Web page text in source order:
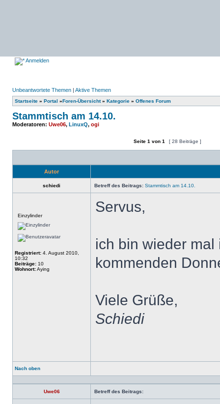
Anmelden
Unbeantwortete Themen | Aktive Themen
Startseite » Portal »Foren-Übersicht» Kategorie » Offenes Forum
Stammtisch am 14.10.
Moderatoren: Uwe06, LinuxQ, ogi
Ein neues Thema erstellenAuf das Thema antworten
Seite 1 von 1 [ 28 Beiträge ]
Autor
schiedi Betreff des Beitrags: Stammtisch am 14.10.
Einzylinder
Registriert: 4. August 2010,
10:32
Beiträge: 10
Wohnort:Aying
Servus,
ich bin wieder mal
kommenden
Viele Grüße,
Schiedi
Nach oben
Profil
Uwe06 Betreff des Beitrags: